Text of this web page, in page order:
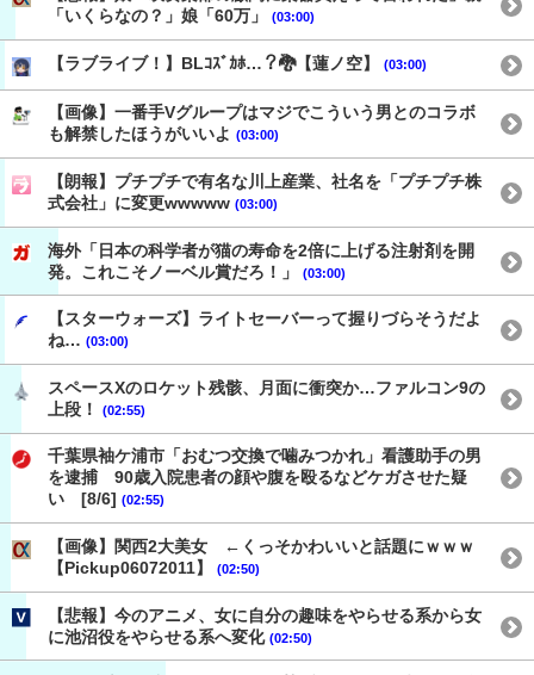
「いくらなの？」娘「60万」
(03:00)
【ラブライブ！】BLｺｽﾞｶﾎ…？🐉【蓮ノ空】 (03:00)
【画像】一番手Vグループはマジでこういう男とのコラボ
も解禁したほうがいいよ (03:00)
【朗報】プチプチで有名な川上産業、社名を「プチプチ株
式会社」に変更wwwww (03:00)
海外「日本の科学者が猫の寿命を2倍に上げる注射剤を開
発。これこそノーベル賞だろ！」
(03:00)
【スターウォーズ】ライトセーバーって握りづらそうだよ
ね… (03:00)
スペースXのロケット残骸、月面に衝突か…ファルコン9の
上段！
(02:55)
千葉県袖ケ浦市「おむつ交換で噛みつかれ」看護助手の男
を逮捕 90歳入院患者の顔や腹を殴るなどケガさせた疑
い [8/6] (02:55)
【画像】関西2大美女 ←くっそかわいいと話題にｗｗｗ
【Pickup06072011】
(02:50)
【悲報】今のアニメ、女に自分の趣味をやらせる系から女
に池沼役をやらせる系へ変化 (02:50)